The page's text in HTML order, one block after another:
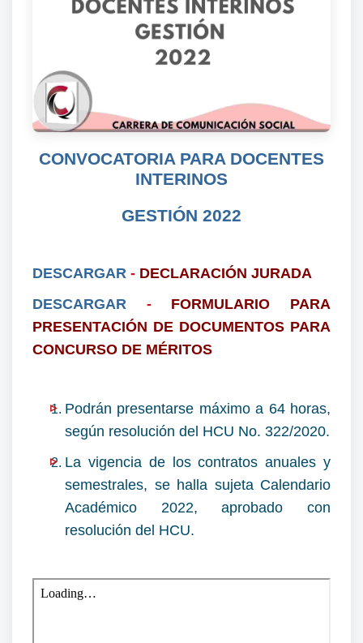
CONVOCATORIA PARA DOCENTES
INTERINOS
GESTIÓN 2022
DESCARGAR - DECLARACIÓN JURADA
DESCARGAR - FORMULARIO PARA
PRESENTACIÓN DE DOCUMENTOS PARA
CONCURSO DE MÉRITOS
Podrán presentarse máximo a 64 horas,
según resolución del HCU No. 322/2020.
La vigencia de los contratos anuales y
semestrales, se halla sujeta Calendario
Académico 2022, aprobado con
resolución del HCU.